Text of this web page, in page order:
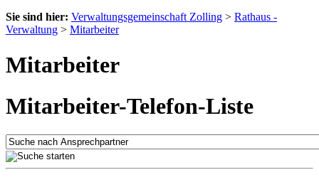
Sie sind hier: Verwaltungsgemeinschaft Zolling > Rathaus -
Verwaltung > Mitarbeiter
Mitarbeiter
Mitarbeiter-Telefon-Liste